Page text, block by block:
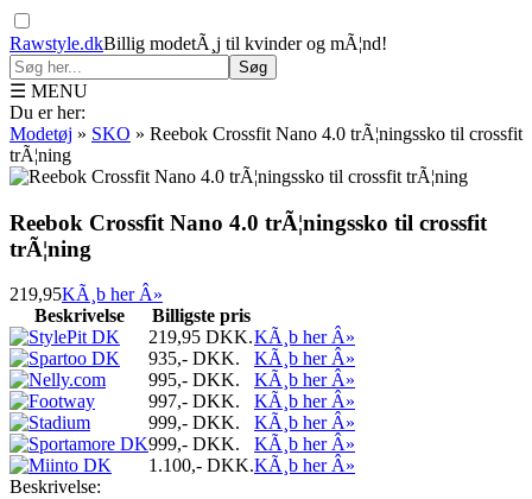
Rawstyle.dkBillig modetÃ¸j til kvinder og mÃ¦nd!
Søg
☰ MENU
Du er her:
Modetøj » SKO » Reebok Crossfit Nano 4.0 trÃ¦ningssko til crossfit
trÃ¦ning
Reebok Crossfit Nano 4.0 trÃ¦ningssko til crossfit
trÃ¦ning
219,95KÃ¸b her Â»
Beskrivelse
Billigste pris
219,95 DKK.KÃ¸b her Â»
935,- DKK.
KÃ¸b her Â»
995,- DKK.
KÃ¸b her Â»
997,- DKK.
KÃ¸b her Â»
999,- DKK.
KÃ¸b her Â»
999,- DKK.
KÃ¸b her Â»
1.100,- DKK.KÃ¸b her Â»
Beskrivelse: